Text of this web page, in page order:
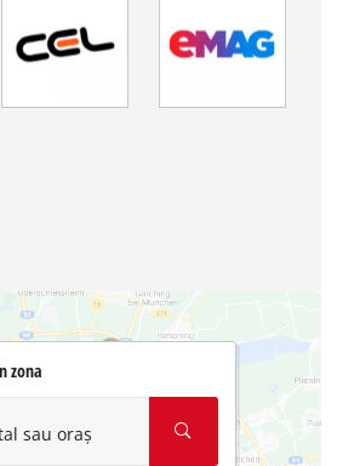
zona
sau oraș